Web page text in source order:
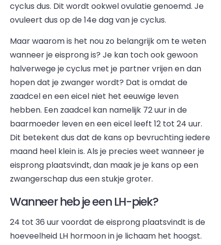
cyclus dus. Dit wordt ookwel ovulatie genoemd. Je
ovuleert dus op de 14e dag van je cyclus.
Maar waarom is het nou zo belangrijk om te weten
wanneer je eisprong is? Je kan toch ook gewoon
halverwege je cyclus met je partner vrijen en dan
hopen dat je zwanger wordt? Dat is omdat de
zaadcel en een eicel niet het eeuwige leven
hebben. Een zaadcel kan namelijk 72 uur in de
baarmoeder leven en een eicel leeft 12 tot 24 uur.
Dit betekent dus dat de kans op bevruchting iedere
maand heel klein is. Als je precies weet wanneer je
eisprong plaatsvindt, dan maak je je kans op een
zwangerschap dus een stukje groter.
Wanneer heb je een LH-piek?
24 tot 36 uur voordat de eisprong plaatsvindt is de
hoeveelheid LH hormoon in je lichaam het hoogst.